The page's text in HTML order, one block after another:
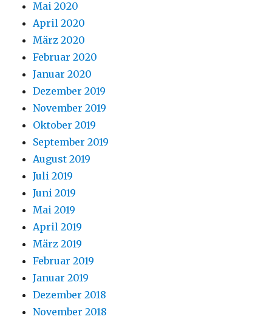
Mai 2020
April 2020
März 2020
Februar 2020
Januar 2020
Dezember 2019
November 2019
Oktober 2019
September 2019
August 2019
Juli 2019
Juni 2019
Mai 2019
April 2019
März 2019
Februar 2019
Januar 2019
Dezember 2018
November 2018